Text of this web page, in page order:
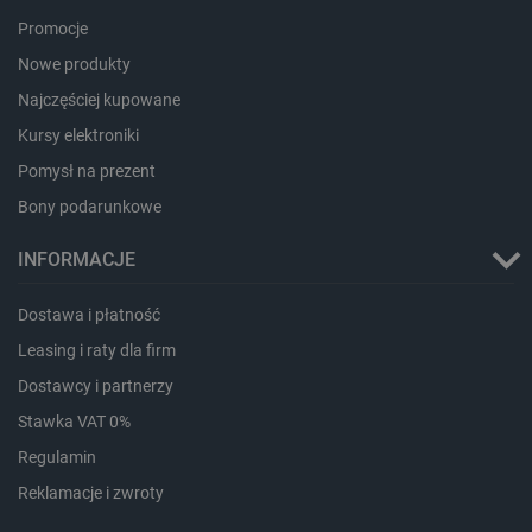
Promocje
Nowe produkty
Najczęściej kupowane
Kursy elektroniki
Pomysł na prezent
Bony podarunkowe
INFORMACJE
Dostawa i płatność
Leasing i raty dla firm
Dostawcy i partnerzy
Stawka VAT 0%
Regulamin
Reklamacje i zwroty
_smvs